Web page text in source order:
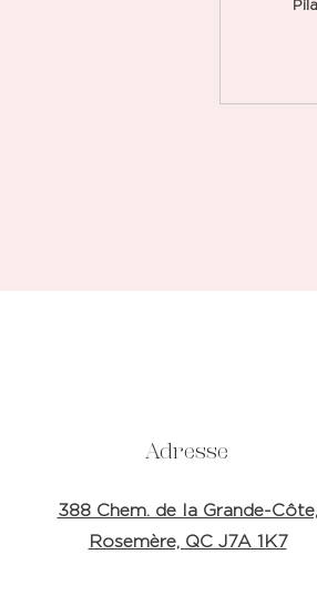
Adresse
388 Chem. de la Grande-Côte,
Rosemère, QC J7A 1K7